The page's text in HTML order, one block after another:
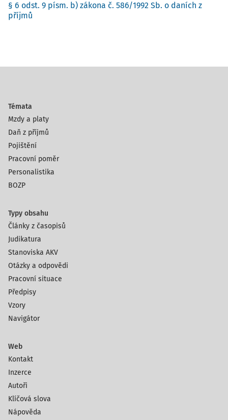
§ 6 odst. 9 písm. b) zákona č. 586/1992 Sb. o daních z
příjmů
Témata
Mzdy a platy
Daň z příjmů
Pojištění
Pracovní poměr
Personalistika
BOZP
Typy obsahu
Články z časopisů
Judikatura
Stanoviska AKV
Otázky a odpovědi
Pracovní situace
Předpisy
Vzory
Navigátor
Web
Kontakt
Inzerce
Autoři
Klíčová slova
Nápověda